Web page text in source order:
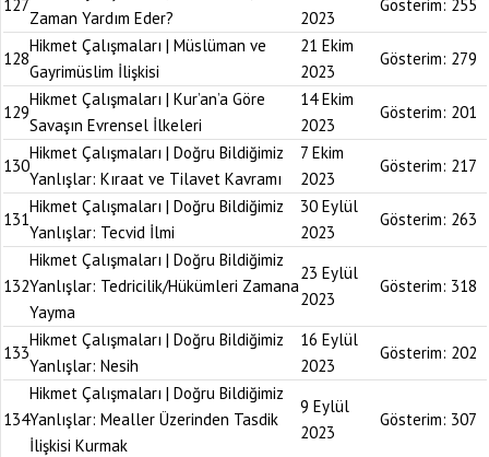
127
Zaman Yardım Eder?
2023
Gösterim: 255
128
Hikmet Çalışmaları | Müslüman ve
Gayrimüslim İlişkisi
21 Ekim
2023
Gösterim: 279
129
Hikmet Çalışmaları | Kur’an’a Göre
Savaşın Evrensel İlkeleri
14 Ekim
2023
Gösterim: 201
130
Hikmet Çalışmaları | Doğru Bildiğimiz
Yanlışlar: Kıraat ve Tilavet Kavramı
7 Ekim
2023
Gösterim: 217
131
Hikmet Çalışmaları | Doğru Bildiğimiz
Yanlışlar: Tecvid İlmi
30 Eylül
2023
Gösterim: 263
132
Hikmet Çalışmaları | Doğru Bildiğimiz
Yanlışlar: Tedricilik/Hükümleri Zamana
Yayma
23 Eylül
2023
Gösterim: 318
133
Hikmet Çalışmaları | Doğru Bildiğimiz
Yanlışlar: Nesih
16 Eylül
2023
Gösterim: 202
134
Hikmet Çalışmaları | Doğru Bildiğimiz
Yanlışlar: Mealler Üzerinden Tasdik
İlişkisi Kurmak
9 Eylül
2023
Gösterim: 307